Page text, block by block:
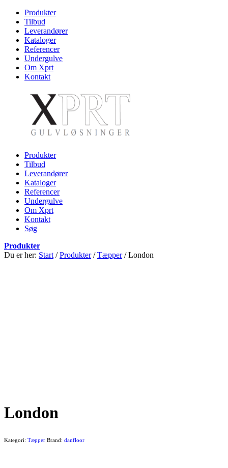
Produkter
Tilbud
Leverandører
Kataloger
Referencer
Undergulve
Om Xprt
Kontakt
Produkter
Tilbud
Leverandører
Kataloger
Referencer
Undergulve
Om Xprt
Kontakt
Søg
Produkter
Du er her: Start / Produkter / Tæpper / London
London
Kategori: Tæpper Brand: danfloor